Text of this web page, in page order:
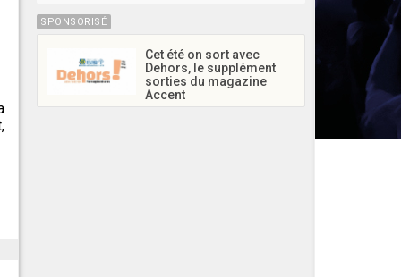
SPONSORISÉ
Cet été on sort avec
Dehors, le supplément
sorties du magazine
Accent